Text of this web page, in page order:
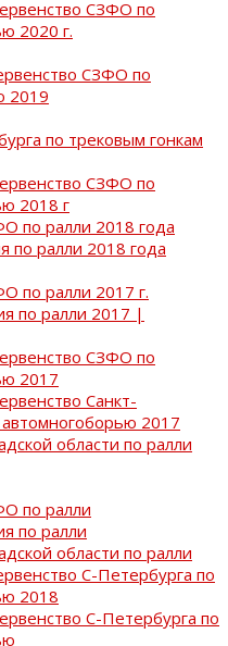
СЗФО по
2020 г.
СЗФО по
2019
по трековым гонкам
СЗФО по
2018 г
по ралли 2018 года
по ралли 2018 года
по ралли 2017 г.
по ралли 2017 |
СЗФО по
2017
Санкт-
2017
области по ралли
по ралли
по ралли
области по ралли
С-Петербурга по
2018
С-Петербурга по